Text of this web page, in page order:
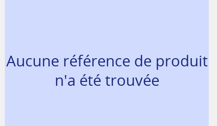
Aucune référence de produit
n'a été trouvée